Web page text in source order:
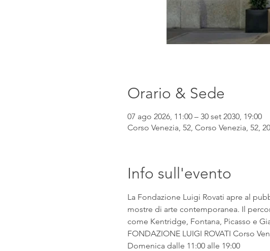
Orario & Sede
07 ago 2026, 11:00 – 30 set 2030, 19:00
Corso Venezia, 52, Corso Venezia, 52,
Info sull'evento
La Fondazione Luigi Rovati apre al
mostre di arte contemporanea. Il
come Kentridge, Fontana, Picasso e
FONDAZIONE LUIGI ROVATI Corso
Domenica dalle 11:00 alle 19:00